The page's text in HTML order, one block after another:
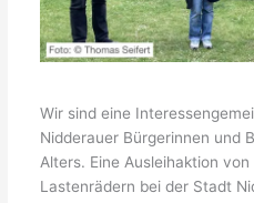
Wir sind eine
Nidderauer Bürgerinnen und
Alters. Eine Ausleihaktion
Lastenrädern bei der Stadt